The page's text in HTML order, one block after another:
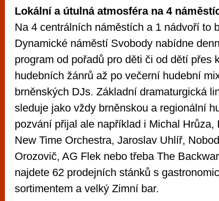
Lokální a útulná atmosféra na 4
Na 4 centrálních náměstích a 1 nádvoří to
Dynamické náměstí Svobody nabídne
program od pořadů pro děti či od dětí přes
hudebních žánrů až po večerní hudební
brněnských DJs. Základní dramaturgická
sleduje jako vždy brněnskou a regionální
pozvání přijal ale například i Michal Hrůza,
New Time Orchestra, Jaroslav Uhlíř,
Orozovič, AG Flek nebo třeba The
najdete 62 prodejních stánků s
sortimentem a velký Zimní bar.